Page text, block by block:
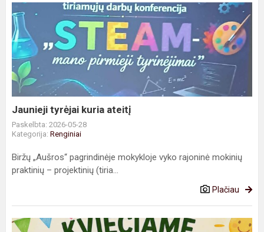
Jaunieji
tyrėjai
kuria
ateitį
Jaunieji tyrėjai kuria ateitį
Paskelbta: 2026-05-28
Kategorija: Renginiai
Biržų „Aušros“ pagrindinėje mokykloje vyko rajoninė mokinių
praktinių – projektinių (tiria...
Plačiau
VDM